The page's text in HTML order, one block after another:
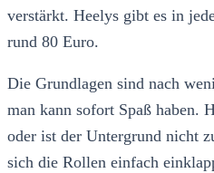
verstärkt. Heelys gibt es in
rund 80 Euro.
Die Grundlagen sind nach
man kann sofort Spaß haben.
oder ist der Untergrund nicht
sich die Rollen einfach